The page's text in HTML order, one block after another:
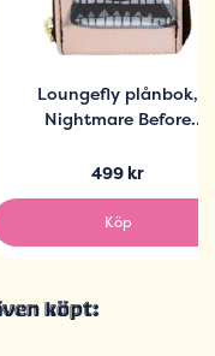
Loungefly plånbok,
Nightmare Before
499 kr
Köp
köpt: